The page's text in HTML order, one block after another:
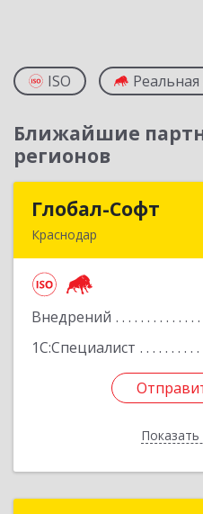
ISO
Ближайшие
регионов
Глобал-Софт
Краснодар
Внедрений
1С:Специалист